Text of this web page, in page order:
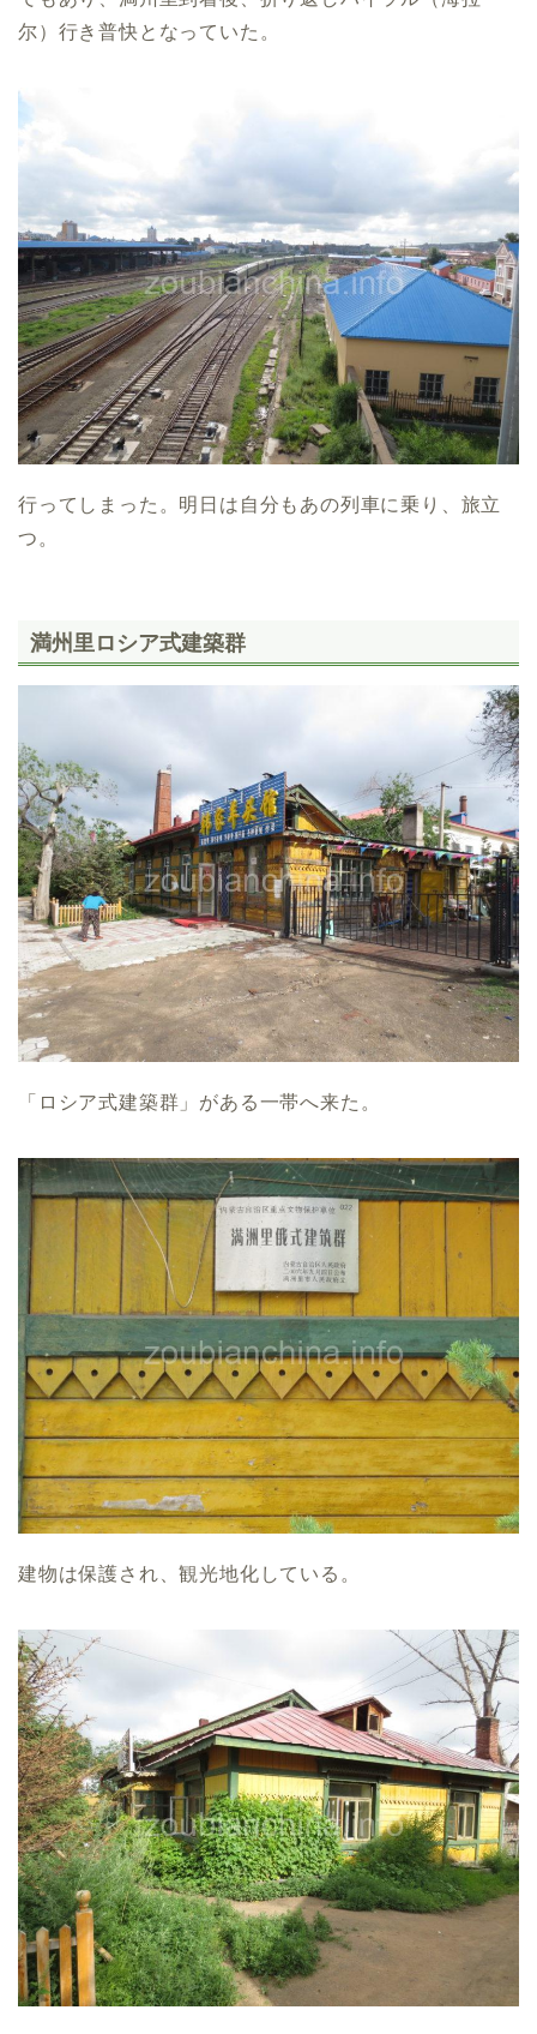
尔）行き普快となっていた。
行ってしまった。明日は自分もあの列車に乗り、旅立
つ。
満州里ロシア式建築群
「ロシア式建築群」がある一帯へ来た。
建物は保護され、観光地化している。